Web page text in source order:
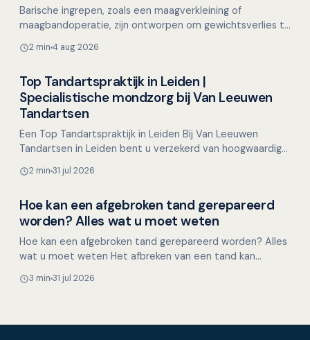
Barische ingrepen, zoals een maagverkleining of
maagbandoperatie, zijn ontworpen om gewichtsverlies te
…
2 min 4 aug 2026
Overig nieuws
Top Tandartspraktijk in Leiden |
Specialistische mondzorg bij Van Leeuwen
Tandartsen
Een Top Tandartspraktijk in Leiden Bij Van Leeuwen
Tandartsen in Leiden bent u verzekerd van hoogwaardige
Geves…
2 min 31 jul 2026
Overig nieuws
Hoe kan een afgebroken tand gerepareerd
worden? Alles wat u moet weten
Hoe kan een afgebroken tand gerepareerd worden? Alles
wat u moet weten Het afbreken van een tand kan
door ee…
3 min 31 jul 2026